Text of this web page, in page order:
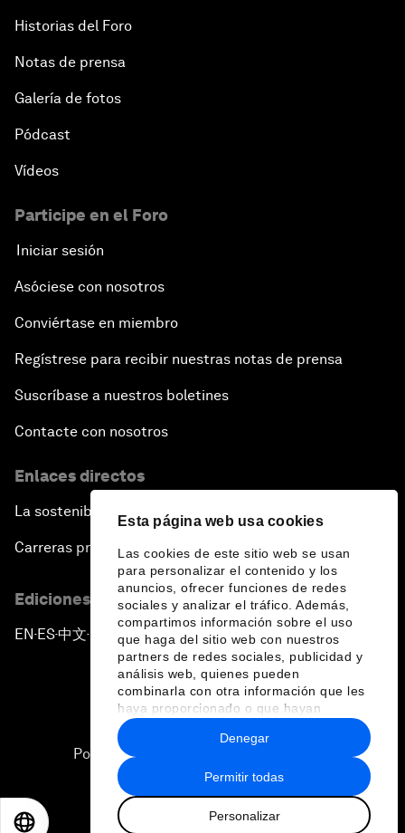
Esta página web usa cookies
Las cookies de este sitio web se usan
para personalizar el contenido y los
anuncios, ofrecer funciones de redes
sociales y analizar el tráfico. Además,
compartimos información sobre el uso
que haga del sitio web con nuestros
partners de redes sociales, publicidad y
análisis web, quienes pueden
combinarla con otra información que les
haya proporcionado o que hayan
recopilado a partir del uso que haya
hecho de sus servicios.
Permitir todas
Personalizar
Denegar
Historias del Foro
Notas de prensa
Galería de fotos
Pódcast
Vídeos
Participe en el Foro
Iniciar sesión
Asóciese con nosotros
Conviértase en miembro
Regístrese para recibir nuestras notas de prensa
Suscríbase a nuestros boletines
Contacte con nosotros
Enlaces directos
La sostenibilidad en el Foro
Carreras profesionales
Ediciones en otros idiomas
EN ▪ES▪中文▪ 日本語
Política de privacidad y normas de uso
Sitemap
2026 Foro Económico Mundial